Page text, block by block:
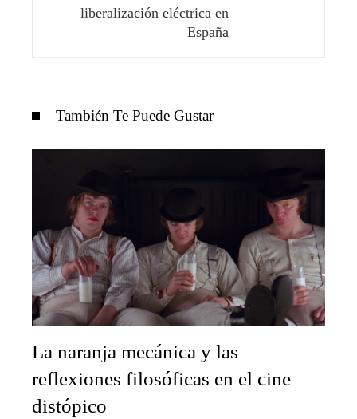
liberalización eléctrica en
España
También Te Puede Gustar
La naranja mecánica y las
reflexiones filosóficas en el cine
distópico